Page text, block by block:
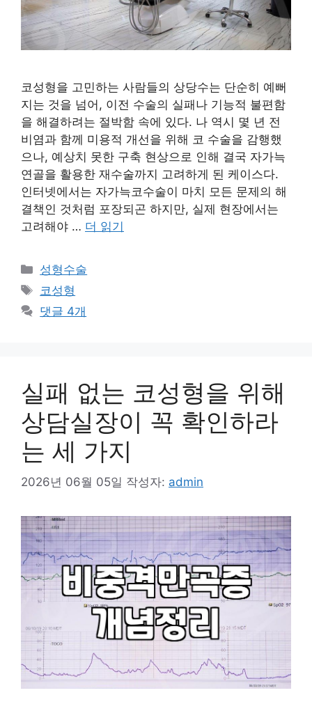
코성형을 고민하는 사람들의 상당수는 단순히 예뻐
지는 것을 넘어, 이전 수술의 실패나 기능적 불편함
을 해결하려는 절박함 속에 있다. 나 역시 몇 년 전
비염과 함께 미용적 개선을 위해 코 수술을 감행했
으나, 예상치 못한 구축 현상으로 인해 결국 자가늑
연골을 활용한 재수술까지 고려하게 된 케이스다.
인터넷에서는 자가늑코수술이 마치 모든 문제의 해
결책인 것처럼 포장되곤 하지만, 실제 현장에서는
고려해야 … 더 읽기
카
테
리
성형수술
태
그
코성형
댓글 4개
실패 없는 코성형을 위해
상담실장이 꼭 확인하라
는 세 가지
2026년 06월 05일 작성자: admin